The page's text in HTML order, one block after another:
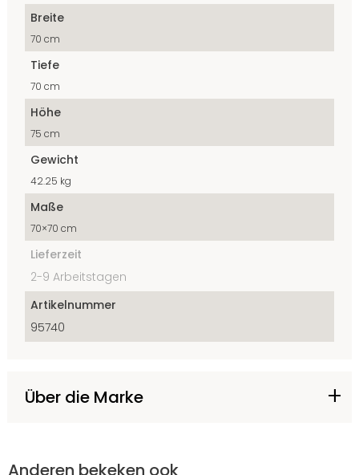
Breite
70 cm
Tiefe
70 cm
Höhe
75 cm
Gewicht
42.25 kg
Maße
70×70 cm
Lieferzeit
2-9 Arbeitstagen
Artikelnummer
95740
Über die Marke
Anderen bekeken ook